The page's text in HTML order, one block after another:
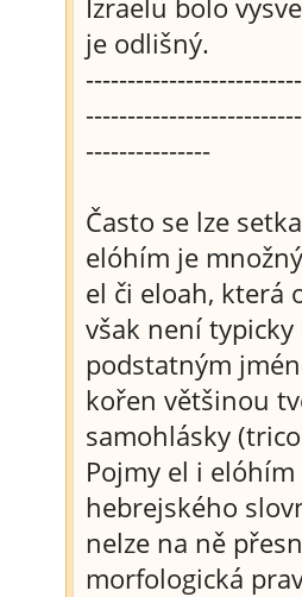
Izraelu bolo
je odlišný.
---------------
Často se lze
elóhím je
el či eloah, která
však není
podstatným
kořen většinou
samohlásky
Pojmy el i
hebrejského
nelze na ně
morfologická